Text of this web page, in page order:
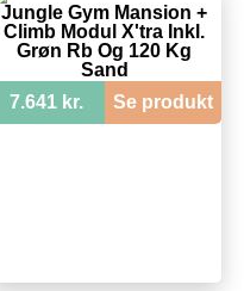
Jungle Gym Mansion +
Climb Modul X'tra Inkl.
Grøn Rb Og 120 Kg
Sand
7.641 kr.
Se produkt